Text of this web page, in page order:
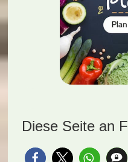
Diese Seite an